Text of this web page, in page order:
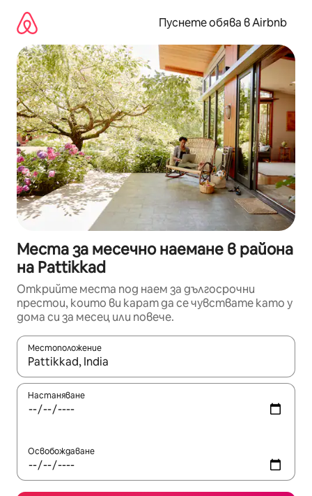
съдържанието
Пуснете обява в Airbnb
Места за месечно наемане в района
на Pattikkad
Открийте места под наем за дългосрочни
престои, които ви карат да се чувствате като у
дома си за месец или повече.
Местоположение
Когато резултатите се покажат, използвайте
Настаняване
Освобождаване